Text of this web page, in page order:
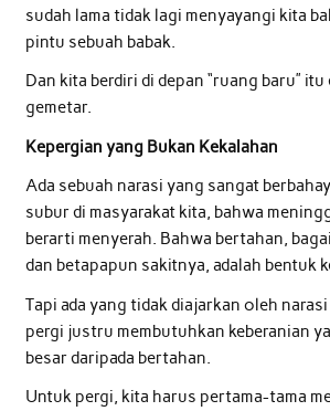
sudah lama tidak lagi menyayangi kita
pintu sebuah babak.
Dan kita berdiri di depan “ruang baru”
gemetar.
Kepergian yang Bukan Kekalahan
Ada sebuah narasi yang sangat
subur di masyarakat kita, bahwa
berarti menyerah. Bahwa bertahan,
dan betapapun sakitnya, adalah bentuk
Tapi ada yang tidak diajarkan oleh
pergi justru membutuhkan keberanian
besar daripada bertahan.
Untuk pergi, kita harus pertama-tama